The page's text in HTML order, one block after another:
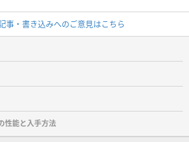
事・書き込みへのご意見はこちら
性能と入手方法